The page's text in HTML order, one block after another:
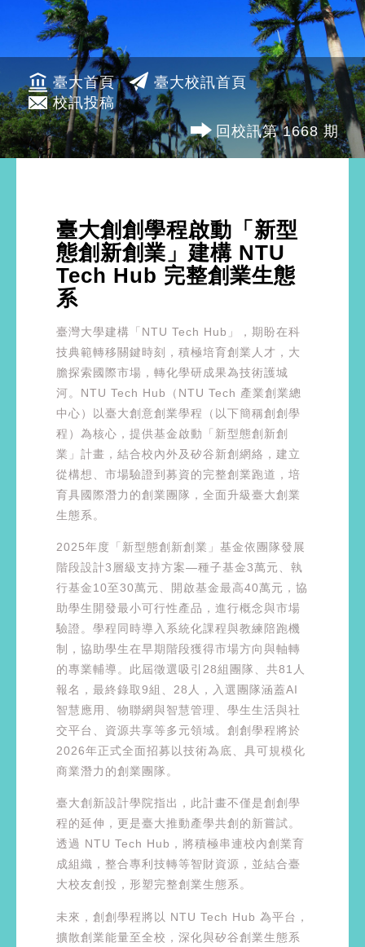
臺大首頁
臺大校訊首頁
校訊投稿
回校訊第 1668 期
臺大創創學程啟動「新型
態創新創業」建構 NTU
Tech Hub 完整創業生態
系
臺灣大學建構「NTU Tech Hub」，期盼在科
技典範轉移關鍵時刻，積極培育創業人才，大
膽探索國際市場，轉化學研成果為技術護城
河。NTU Tech Hub（NTU Tech 產業創業總
中心）以臺大創意創業學程（以下簡稱創創學
程）為核心，提供基金啟動「新型態創新創
業」計畫，結合校內外及矽谷新創網絡，建立
從構想、市場驗證到募資的完整創業跑道，培
育具國際潛力的創業團隊，全面升級臺大創業
生態系。
2025年度「新型態創新創業」基金依團隊發展
階段設計3層級支持方案—種子基金3萬元、執
行基金10至30萬元、開啟基金最高40萬元，協
助學生開發最小可行性產品，進行概念與市場
驗證。學程同時導入系統化課程與教練陪跑機
制，協助學生在早期階段獲得市場方向與軸轉
的專業輔導。此屆徵選吸引28組團隊、共81人
報名，最終錄取9組、28人，入選團隊涵蓋AI
智慧應用、物聯網與智慧管理、學生生活與社
交平台、資源共享等多元領域。創創學程將於
2026年正式全面招募以技術為底、具可規模化
商業潛力的創業團隊。
臺大創新設計學院指出，此計畫不僅是創創學
程的延伸，更是臺大推動產學共創的新嘗試。
透過 NTU Tech Hub，將積極串連校內創業育
成組織，整合專利技轉等智財資源，並結合臺
大校友創投，形塑完整創業生態系。
未來，創創學程將以 NTU Tech Hub 為平台，
擴散創業能量至全校，深化與矽谷創業生態系